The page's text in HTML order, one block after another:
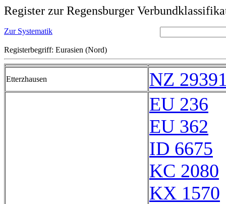
Register zur Regensburger
Zur Systematik
Registerbegriff: Eurasien (Nord)
Etterzhausen NZ
EU 236
EU 362
ID 6675
KC 2080
KX 1570